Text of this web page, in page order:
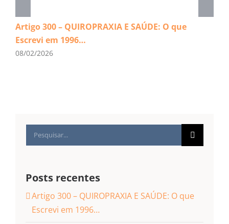
Artigo 300 – QUIROPRAXIA E SAÚDE: O que
Escrevi em 1996…
08/02/2026
Buscar
resultados
Posts recentes
Artigo 300 – QUIROPRAXIA E SAÚDE: O que
Escrevi em 1996…